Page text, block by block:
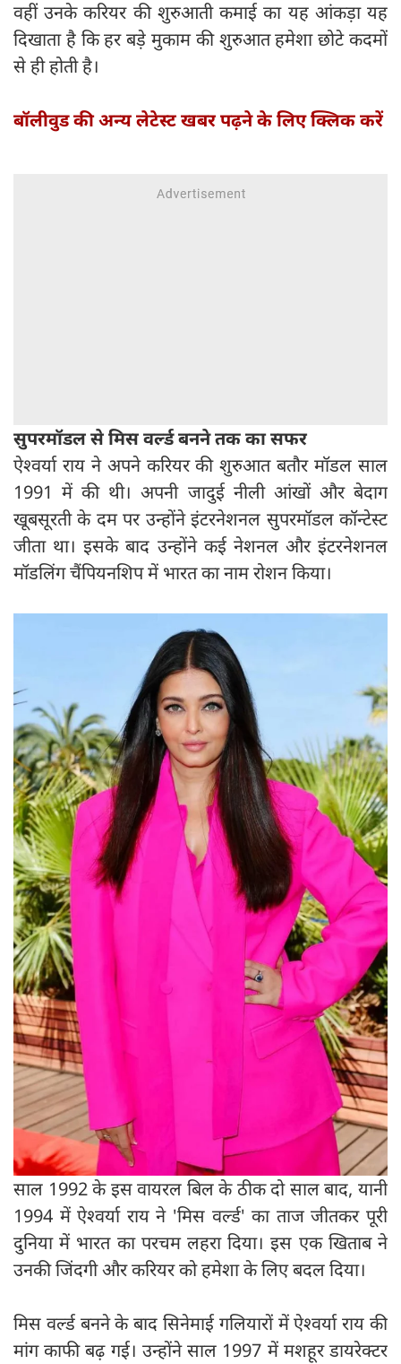
वहीं उनके करियर की शुरुआती कमाई का यह आंकड़ा यह
दिखाता है कि हर बड़े मुकाम की शुरुआत हमेशा छोटे कदमों
से ही होती है।
बॉलीवुड की अन्य लेटेस्ट खबर पढ़ने के लिए क्लिक करें
सुपरमॉडल से मिस वर्ल्ड बनने तक का सफर
ऐश्वर्या राय ने अपने करियर की शुरुआत बतौर मॉडल साल
1991 में की थी। अपनी जादुई नीली आंखों और बेदाग
खूबसूरती के दम पर उन्होंने इंटरनेशनल सुपरमॉडल कॉन्टेस्ट
जीता था। इसके बाद उन्होंने कई नेशनल और इंटरनेशनल
मॉडलिंग चैंपियनशिप में भारत का नाम रोशन किया।
साल 1992 के इस वायरल बिल के ठीक दो साल बाद, यानी
1994 में ऐश्वर्या राय ने 'मिस वर्ल्ड' का ताज जीतकर पूरी
दुनिया में भारत का परचम लहरा दिया। इस एक खिताब ने
उनकी जिंदगी और करियर को हमेशा के लिए बदल दिया।
मिस वर्ल्ड बनने के बाद सिनेमाई गलियारों में ऐश्वर्या राय की
मांग काफी बढ़ गई। उन्होंने साल 1997 में मशहूर डायरेक्टर